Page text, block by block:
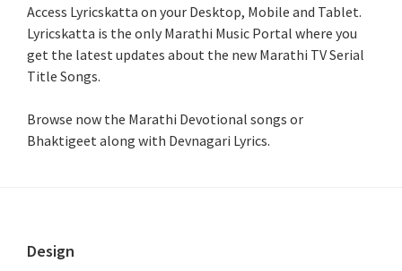
Access Lyricskatta on your Desktop, Mobile and Tablet.
Lyricskatta is the only Marathi Music Portal where you
get the latest updates about the new Marathi TV Serial
Title Songs.
Browse now the Marathi Devotional songs or
Bhaktigeet along with Devnagari Lyrics.
Footer
Design